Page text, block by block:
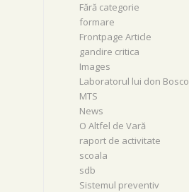
Fără categorie
formare
Frontpage Article
gandire critica
Images
Laboratorul lui don Bosco
MTS
News
O Altfel de Vară
raport de activitate
scoala
sdb
Sistemul preventiv